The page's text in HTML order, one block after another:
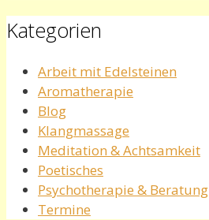
Kategorien
Arbeit mit Edelsteinen
Aromatherapie
Blog
Klangmassage
Meditation & Achtsamkeit
Poetisches
Psychotherapie & Beratung
Termine